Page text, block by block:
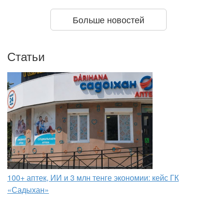
Больше новостей
Статьи
100+ аптек, ИИ и 3 млн тенге экономии: кейс ГК
«Садыхан»